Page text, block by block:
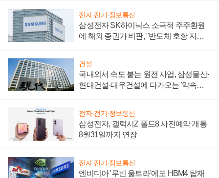
전자·전기·정보통신
삼성전자 SK하이닉스 소극적 주주환원
에 해외 증권가 비판, "반도체 호황 지속
건설
국내외서 속도 붙는 원전 사업, 삼성물산·
현대건설·대우건설에 다가오는 '약속의
전자·전기·정보통신
삼성전자, 갤럭시Z 폴드8 사전예약 개통
8월31일까지 연장
전자·전기·정보통신
엔비디아 '루빈 울트라'에도 HBM4 탑재